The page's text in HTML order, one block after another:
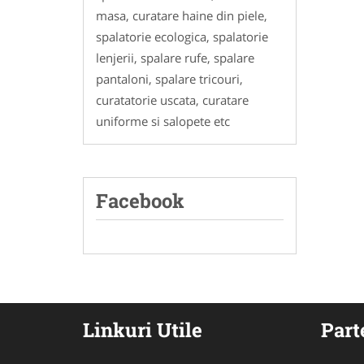
masa, curatare haine din piele,
spalatorie ecologica, spalatorie
lenjerii, spalare rufe, spalare
pantaloni, spalare tricouri,
curatatorie uscata, curatare
uniforme si salopete etc
Facebook
Linkuri Utile